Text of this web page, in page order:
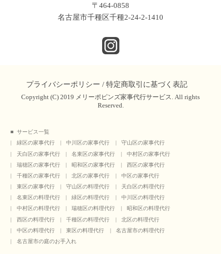
〒464-0858
名古屋市千種区千種2-24-2-1410
プライバシーポリシー / 特定商取引に基づく表記
Copyright (C) 2019 メリーポピンズ家事代行サービス. All rights
Reserved.
サービス一覧
緑区の家事代行
中川区の家事代行
守山区の家事代行
天白区の家事代行
名東区の家事代行
中村区の家事代行
瑞穂区の家事代行
昭和区の家事代行
西区の家事代行
千種区の家事代行
北区の家事代行
中区の家事代行
東区の家事代行
守山区の料理代行
天白区の料理代行
名東区の料理代行
緑区の料理代行
中川区の料理代行
中村区の料理代行
瑞穂区の料理代行
昭和区の料理代行
西区の料理代行
千種区の料理代行
北区の料理代行
中区の料理代行
東区の料理代行
名古屋市の料理代行
名古屋市の庭のお手入れ